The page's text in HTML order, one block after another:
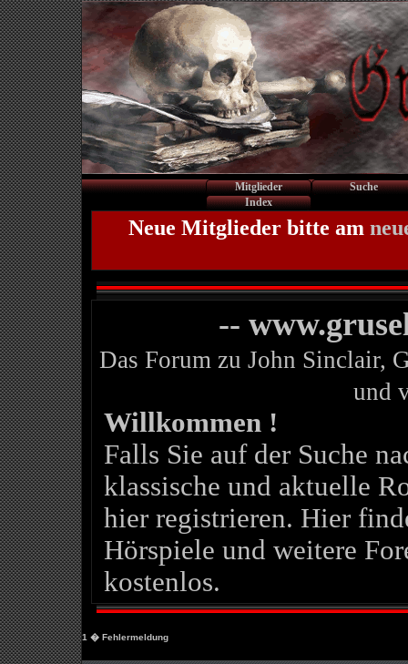
Mitglieder
Suche
Index
Neue Mitglieder bitte am
--
Das Forum zu John Sinclair,
und
Willkommen !
Falls Sie auf der Suche
klassische und aktuelle
hier registrieren. Hier
Hörspiele und weitere
kostenlos.
1 � Fehlermeldung